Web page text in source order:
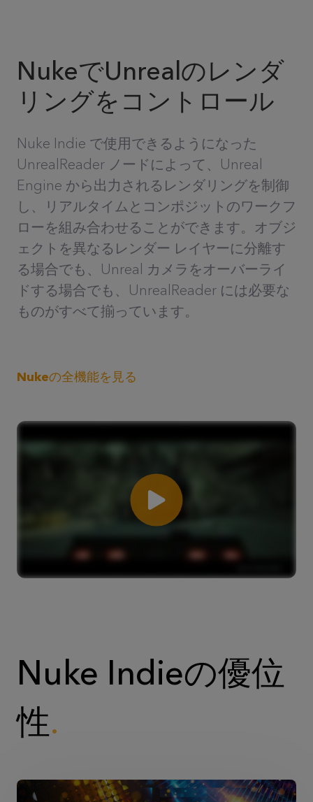
NukeでUnrealのレンダ
リングをコントロール
Nuke Indie で使用できるようになった
UnrealReader ノードによって、Unreal
Engine から出力されるレンダリングを制御
し、リアルタイムとコンポジットのワークフ
ローを組み合わせることができます。オブジ
ェクトを異なるレンダー レイヤーに分離す
る場合でも、Unreal カメラをオーバーライ
ドする場合でも、UnrealReader には必要な
ものがすべて揃っています。
Nukeの全機能を見る
Nuke Indieの優位
性